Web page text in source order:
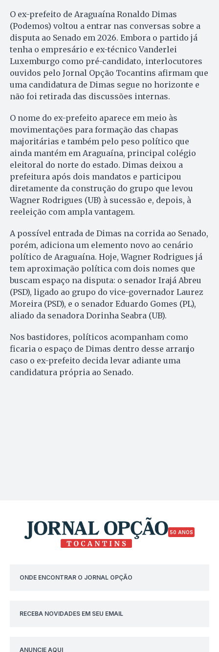
O ex-prefeito de Araguaína Ronaldo Dimas
(Podemos) voltou a entrar nas conversas sobre a
disputa ao Senado em 2026. Embora o partido já
tenha o empresário e ex-técnico Vanderlei
Luxemburgo como pré-candidato, interlocutores
ouvidos pelo Jornal Opção Tocantins afirmam que
uma candidatura de Dimas segue no horizonte e
não foi retirada das discussões internas.
O nome do ex-prefeito aparece em meio às
movimentações para formação das chapas
majoritárias e também pelo peso político que
ainda mantém em Araguaína, principal colégio
eleitoral do norte do estado. Dimas deixou a
prefeitura após dois mandatos e participou
diretamente da construção do grupo que levou
Wagner Rodrigues (UB) à sucessão e, depois, à
reeleição com ampla vantagem.
A possível entrada de Dimas na corrida ao Senado,
porém, adiciona um elemento novo ao cenário
político de Araguaína. Hoje, Wagner Rodrigues já
tem aproximação política com dois nomes que
buscam espaço na disputa: o senador Irajá Abreu
(PSD), ligado ao grupo do vice-governador Laurez
Moreira (PSD), e o senador Eduardo Gomes (PL),
aliado da senadora Dorinha Seabra (UB).
Nos bastidores, políticos acompanham como
ficaria o espaço de Dimas dentro desse arranjo
caso o ex-prefeito decida levar adiante uma
candidatura própria ao Senado.
50 ANOS
ONDE ENCONTRAR O JORNAL OPÇÃO
RECEBA NOVIDADES EM SEU EMAIL
ANUNCIE AQUI